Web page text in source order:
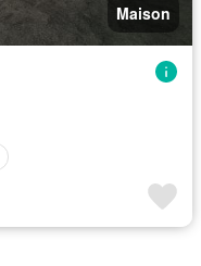
Maison